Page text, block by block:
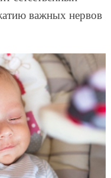
важных нервов